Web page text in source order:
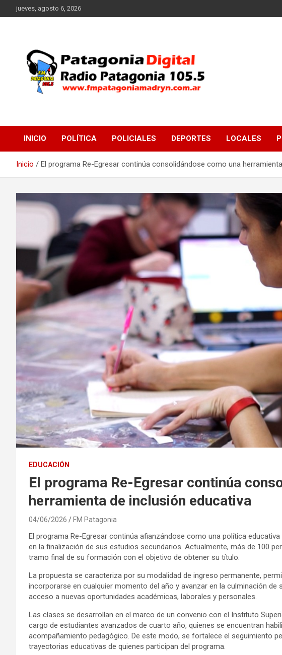
Saltar
al
jueves, agosto 6, 2026
FM Patagonia Madryn
INICIO POLÍTICA POLICIALES DEPORTES LOCALES
Inicio El programa Re-Egresar continúa consolidándose como una
EDUCACIÓN
El programa Re-Egresar continúa
herramienta de inclusión educativa
04/06/2026 FM Patagonia
El programa Re-Egresar continúa afianzándose como una política
en la finalización de sus estudios secundarios. Actualmente, más de 100
tramo final de su formación con el objetivo de obtener su título.
La propuesta se caracteriza por su modalidad de ingreso permanente,
incorporarse en cualquier momento del año y avanzar en la culminación de
acceso a nuevas oportunidades académicas, laborales y personales.
Las clases se desarrollan en el marco de un convenio con el Instituto
cargo de estudiantes avanzados de cuarto año, quienes se encuentran
acompañamiento pedagógico. De este modo, se fortalece el seguimiento
trayectorias educativas de quienes participan del programa.